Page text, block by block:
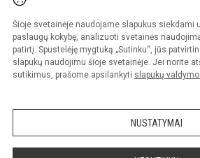
Šioje svetainėje naudojame slapukus siekdami
paslaugų kokybę, analizuoti svetainės
patirtį. Spustelėję mygtuką „Sutinku“, jūs
slapukų naudojimu šioje svetainėje. Jei norite
sutikimus, prašome apsilankyti slapukų
NUSTATYMAI
© 2025. Ignalinos r. Vidiškių gimnazija.
Kopijuoti turinį be raštiško gimnazijos
Prieinamumo paraiška
Sumanus būdas atnaujinti